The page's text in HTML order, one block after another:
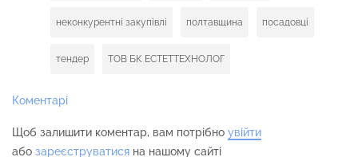
неконкурентні закупівлі полтавщина посадовці
тендер ТОВ БК ЕСТЕТТЕХНОЛОГ
Коментарі
Щоб залишити коментар, вам потрібно увійти
або зареєструватися на нашому сайті